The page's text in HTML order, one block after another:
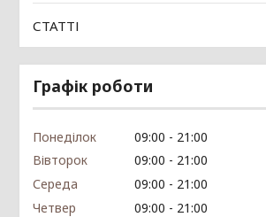
СТАТТІ
Графік роботи
Понеділок 09:00
21:00
Вівторок
09:00
21:00
Середа
09:00
21:00
Четвер
09:00
21:00